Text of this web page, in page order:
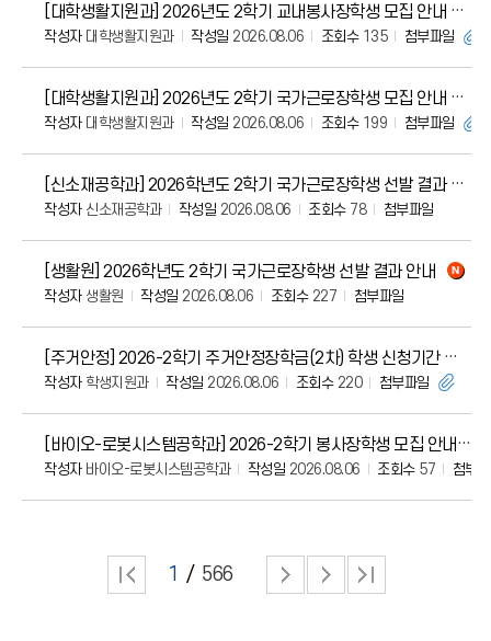
[대학생활지원과] 2026년도 2학기 교내봉사장학생 모집 안내
작성자대학생활지원과 작성일 2026.08.06 조회수135 첨부파일
[대학생활지원과] 2026년도 2학기 국가근로장학생 모집 안내
작성자대학생활지원과 작성일 2026.08.06 조회수199 첨부파일
[신소재공학과] 2026학년도 2학기 국가근로장학생 선발 결과 안내
작성자신소재공학과 작성일 2026.08.06 조회수78 첨부파일
[생활원] 2026학년도 2학기 국가근로장학생 선발 결과 안내
작성자생활원 작성일 2026.08.06 조회수227 첨부파일
[주거안정] 2026-2학기 주거안정장학금(2차) 학생 신청기간 안내 [~2026.09.09.(수) 18시]
작성자학생지원과 작성일 2026.08.06 조회수220 첨부파일
[바이오-로봇시스템공학과] 2026-2학기 봉사장학생 모집 안내
작성자바이오-로봇시스템공학과 작성일 2026.08.06 조회수57 첨부
1 566